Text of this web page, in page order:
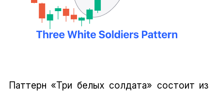
Паттерн «Три белых солдата» состоит из